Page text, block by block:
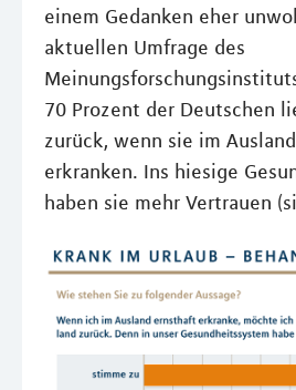
einem Gedanken eher
aktuellen Umfrage des
70 Prozent der Deutschen
zurück, wenn sie im
erkranken. Ins hiesige
haben sie mehr Vertrauen